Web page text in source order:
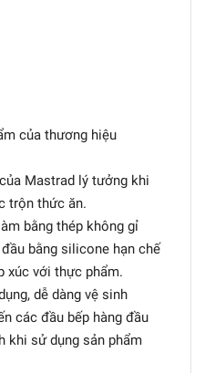
của thương hiệu
Mastrad lý tưởng khi
trộn thức ăn.
bằng thép không gỉ
bằng silicone hạn chế
xúc với thực phẩm.
dễ dàng vệ sinh
các đầu bếp hàng đầu
khi sử dụng sản phẩm